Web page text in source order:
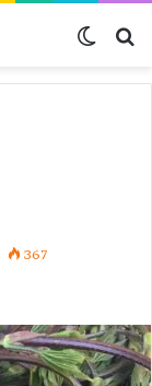
367